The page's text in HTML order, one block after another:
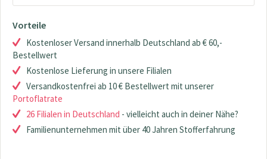
Vorteile
Kostenloser Versand innerhalb Deutschland ab € 60,-
Bestellwert
Kostenlose Lieferung in unsere Filialen
Versandkostenfrei ab 10 € Bestellwert mit unserer
Portoflatrate
26 Filialen in Deutschland - vielleicht auch in deiner Nähe?
Familienunternehmen mit über 40 Jahren Stofferfahrung